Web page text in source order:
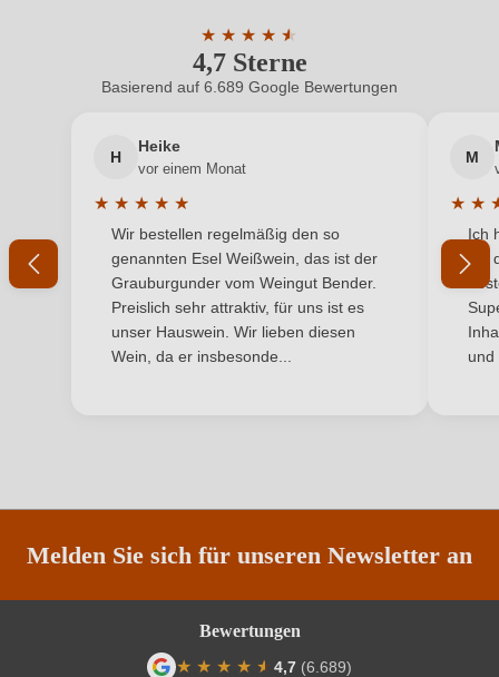
Jahrgang 2019
Land Spanien
DOP
Weinart
Neuer Kunde? Neuer Kunde?
Ihre E-Mail-Adresse
Ihr Passwort
Ich habe mein Passwort vergessen
4,7 Sterne
★ ★ ★ ★ ★
★
Durchschnittliche Bewertung von 4.7
Basierend auf 6.689 Google Bewertungen
H
Heike
vor einem Monat
★ ★ ★ ★ ★
Durchschnittliche Bewertung von 5 von 5 Sternen
Wir bestellen regelmäßig den so
genannten Esel Weißwein, das ist der
Grauburgunder vom Weingut Bender.
Preislich sehr attraktiv, für uns ist es
unser Hauswein. Wir lieben diesen
Wein, da er insbesonde...
M
★ ★
Ich
mit
und
Melden Sie sich für unseren Newsletter an
Bewertungen
★ ★ ★ ★ ★
★ 4,7 (6.689)